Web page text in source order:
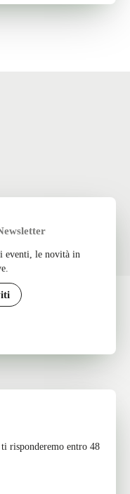
eventi, le novità in
risponderemo entro 48